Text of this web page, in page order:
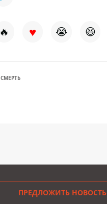
🔥 ♥ 😭 😆
СМЕРТЬ
ПРЕДЛОЖИТЬ НОВОСТЬ